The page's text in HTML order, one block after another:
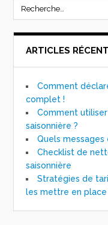
ARTICLES
Comment
complet !
Comment
saisonnière ?
Quels
Checklist de
saisonnière
Stratégies de
les mettre en place